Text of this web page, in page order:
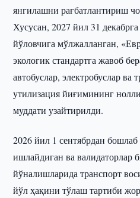
янгилашни рағбатлантириш
Хусусан, 2027 йил 31
йўловчига мўлжалланган,
экологик стандартга жавоб
автобуслар, электробуслар ва
утилизация йиғимининг
муддати узайтирилди.
2026 йил 1 сентябрдан бошлаб
ишлайдиган ва валидаторлар
йўналишларида транспорт
йўл ҳақини тўлаш тартиби